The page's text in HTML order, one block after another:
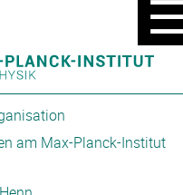
MENÜ
EIN/
am Max-Planck-Institut